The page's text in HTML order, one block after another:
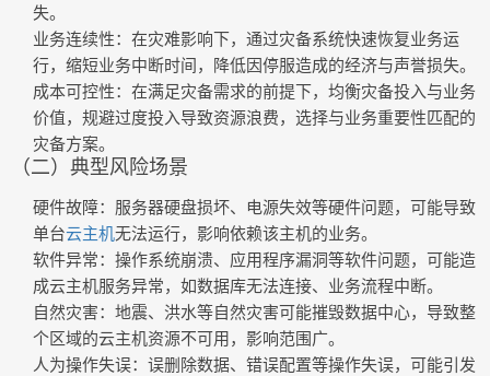
失。
业务连续性：在灾难影响下，通过灾备系统快速恢复业务运
行，缩短业务中断时间，降低因停服造成的经济与声誉损失。
成本可控性：在满足灾备需求的前提下，均衡灾备投入与业务
价值，规避过度投入导致资源浪费，选择与业务重要性匹配的
灾备方案。
（二）典型风险场景
硬件故障：服务器硬盘损坏、电源失效等硬件问题，可能导致
单台云主机无法运行，影响依赖该主机的业务。
软件异常：操作系统崩溃、应用程序漏洞等软件问题，可能造
成云主机服务异常，如数据库无法连接、业务流程中断。
自然灾害：地震、洪水等自然灾害可能摧毁数据中心，导致整
个区域的云主机资源不可用，影响范围广。
人为操作失误：误删除数据、错误配置等操作失误，可能引发